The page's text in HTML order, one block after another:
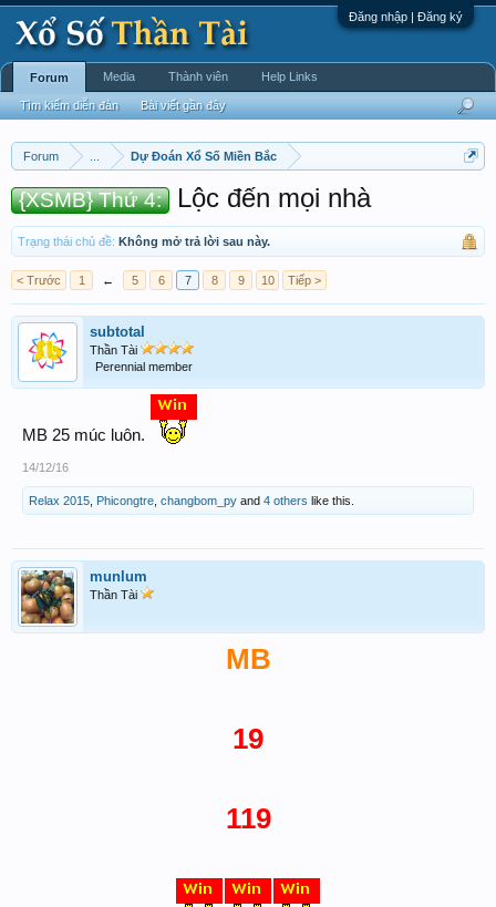
Đăng nhập | Đăng ký
Forum Dự Đoán Xổ Số Miền Bắc
{XSMB} Thứ 4: Lộc đến mọi nhà
Trạng thái chủ đề: Không mở trả lời sau này.
< Trước 1 ← 5 6 7 8 9 10 Tiếp >
subtotal
Thần Tài
Perennial member
MB 25 múc luôn.
14/12/16
Relax 2015 Phicongtre changbom_py and 4 others like this.
munlum
Thần Tài
MB
19
119
Forum
Tìm kiếm diễn đàn Bài viết gần đây
Media Thành viên Help Links